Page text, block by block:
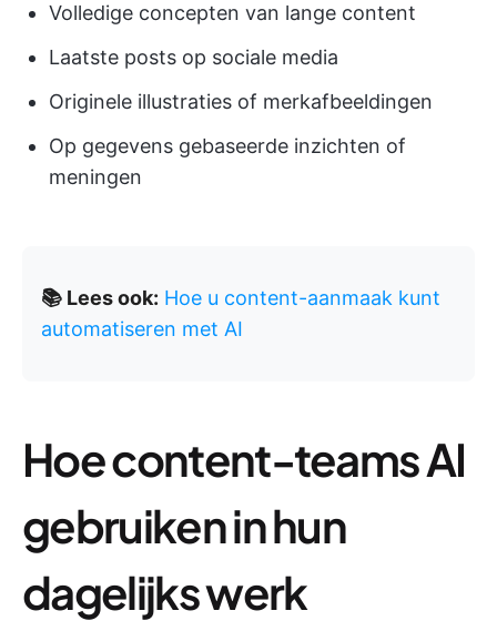
Volledige concepten van lange content
Laatste posts op sociale media
Originele illustraties of merkafbeeldingen
Op gegevens gebaseerde inzichten of
meningen
📚 Lees ook: Hoe u content-aanmaak kunt
automatiseren met AI
Hoe content-teams AI
gebruiken in hun
dagelijks werk